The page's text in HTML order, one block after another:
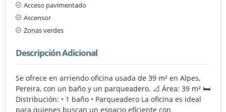
Acceso pavimentado
Ascensor
Zonas verdes
Descripción Adicional
Se ofrece en arriendo oficina usada de 39 m² en Alpes,
Pereira, con un baño y un parqueadero. 📐 Área: 39 m² 🛏️
Distribución: • 1 baño • Parqueadero La oficina es ideal
para quienes buscan un espacio eficiente con